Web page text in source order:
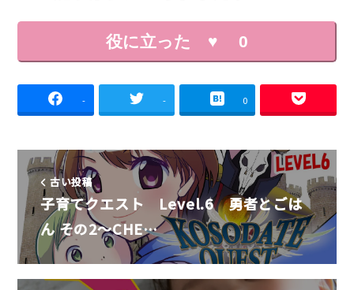
役に立った ♥ 0
- - 0
古い投稿
子育てクエスト Level.6 勇者とごは
ん その2～CHE…